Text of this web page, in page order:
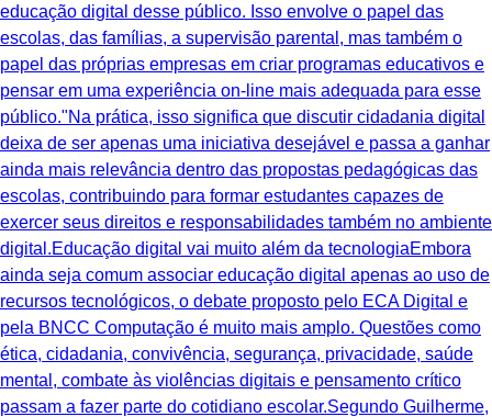
educação digital desse público. Isso envolve o papel das
escolas, das famílias, a supervisão parental, mas também o
papel das próprias empresas em criar programas educativos e
pensar em uma experiência on-line mais adequada para esse
público."Na prática, isso significa que discutir cidadania digital
deixa de ser apenas uma iniciativa desejável e passa a ganhar
ainda mais relevância dentro das propostas pedagógicas das
escolas, contribuindo para formar estudantes capazes de
exercer seus direitos e responsabilidades também no ambiente
digital.Educação digital vai muito além da tecnologiaEmbora
ainda seja comum associar educação digital apenas ao uso de
recursos tecnológicos, o debate proposto pelo ECA Digital e
pela BNCC Computação é muito mais amplo. Questões como
ética, cidadania, convivência, segurança, privacidade, saúde
mental, combate às violências digitais e pensamento crítico
passam a fazer parte do cotidiano escolar.Segundo Guilherme,